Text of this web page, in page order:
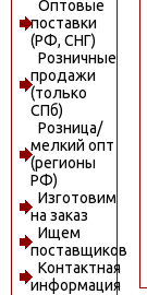
Оптовые
поставки
(РФ, СНГ)
Розничные
продажи
(только
СПб)
Розница/
мелкий опт
(регионы
РФ)
Изготовим
на заказ
Ищем
поставщиков
Контактная
информация